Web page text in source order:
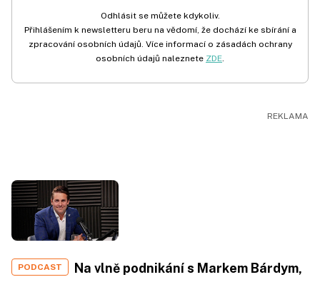
Odhlásit se můžete kdykoliv.
Přihlášením k newsletteru beru na vědomí, že dochází ke sbírání a
zpracování osobních údajů. Více informací o zásadách ochrany
osobních údajů naleznete ZDE.
PODCAST
Na vlně podnikání s Markem Bárdym,